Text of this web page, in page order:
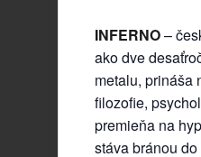
INFERNO–
ako dve
metalu, prináša
filozofie,
premieňa na
stáva bránou